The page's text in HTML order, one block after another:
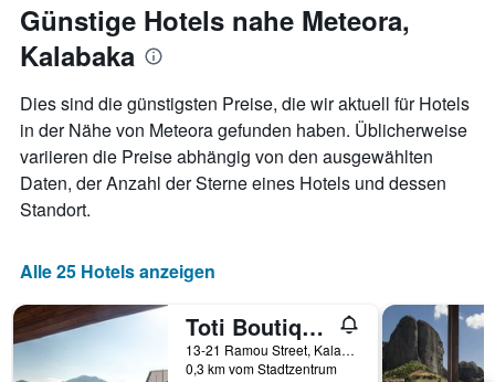
Günstige Hotels nahe Meteora,
Kalabaka
Dies sind die günstigsten Preise, die wir aktuell für Hotels
in der Nähe von Meteora gefunden haben. Üblicherweise
variieren die Preise abhängig von den ausgewählten
Daten, der Anzahl der Sterne eines Hotels und dessen
Standort.
Alle 25 Hotels anzeigen
Toti Boutique Rooms
13-21 Ramou Street, Kalabaka, Griechenland
0,3 km vom Stadtzentrum